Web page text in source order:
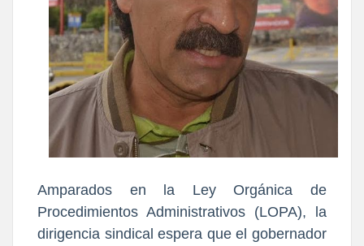
Amparados en la Ley Orgánica de
Procedimientos Administrativos (LOPA), la
dirigencia sindical espera que el gobernador